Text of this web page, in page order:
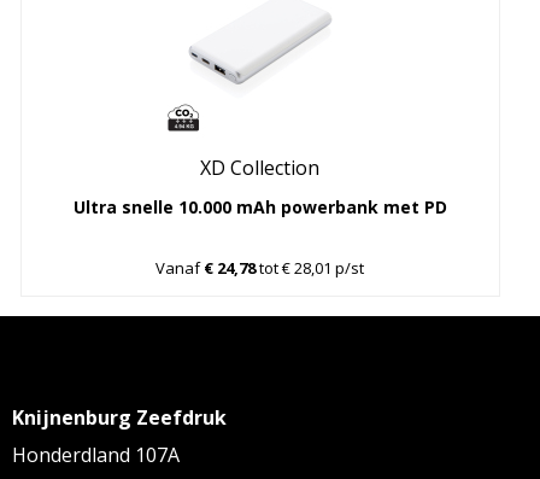
XD Collection
Ultra snelle 10.000 mAh powerbank met PD
Vanaf€ 24,78tot € 28,01 p/st
Knijnenburg Zeefdruk
Honderdland 107A